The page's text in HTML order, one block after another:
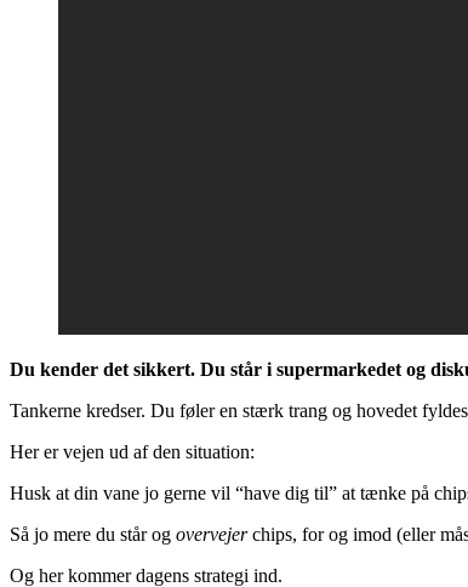
Du kender det sikkert. Du står i supermarkedet og
Tankerne kredser. Du føler en stærk trang og hovedet
Her er vejen ud af den situation:
Husk at din vane jo gerne vil “have dig til” at tænke på
Så jo mere du står og overvejerchips, for og imod (eller
Og her kommer dagens strategi ind.